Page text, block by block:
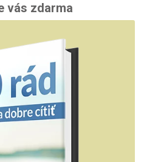
vás zdarma